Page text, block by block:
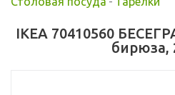
IKEA 70410560
бирюза,